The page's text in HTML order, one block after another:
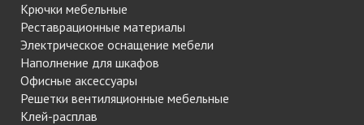
Крючки мебельные
Реставрационные материалы
Электрическое оснащение мебели
Наполнение для шкафов
Офисные аксессуары
Решетки вентиляционные мебельные
Клей-расплав